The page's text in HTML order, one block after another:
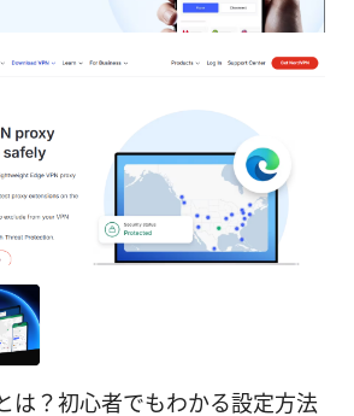
は？初心者でもわかる設定方法